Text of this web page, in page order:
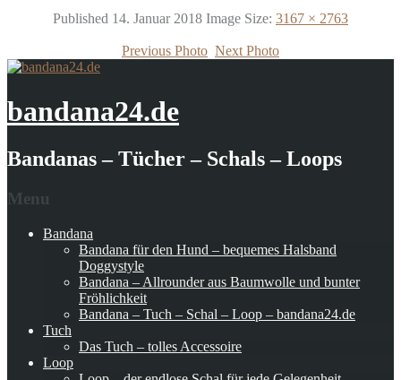
Published 14. Januar 2018 Image Size: 3167 × 2763
Previous Photo Next Photo
bandana24.de
Bandanas – Tücher – Schals – Loops
Menu
Bandana
Bandana für den Hund – bequemes Halsband
Doggystyle
Bandana – Allrounder aus Baumwolle und bunter
Fröhlichkeit
Bandana – Tuch – Schal – Loop – bandana24.de
Tuch
Das Tuch – tolles Accessoire
Loop